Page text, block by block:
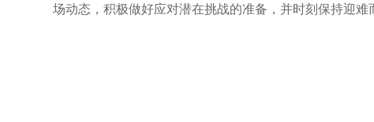
场动态，积极做好应对潜在挑战的准备，并时刻保持迎难